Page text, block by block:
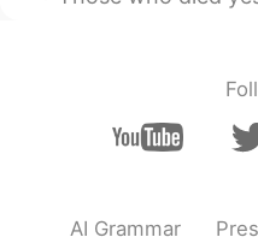
EN
EN JPCN繁 DE
AI Grammar